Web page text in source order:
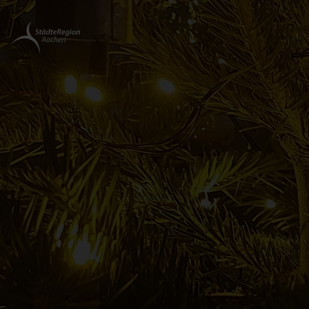
Zurück
zur
Startseite